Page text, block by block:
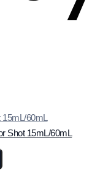
Shot 15mL/60mL